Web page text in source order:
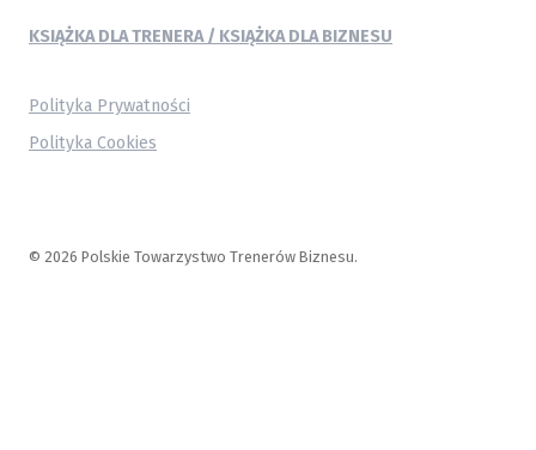
KSIĄŻKA DLA TRENERA / KSIĄŻKA DLA BIZNESU
Polityka Prywatności
Polityka Cookies
© 2026 Polskie Towarzystwo Trenerów Biznesu.